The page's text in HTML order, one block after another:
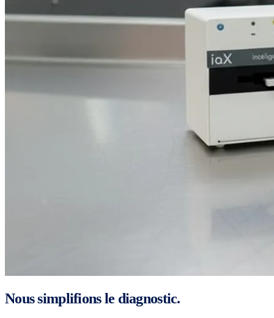
Nous simplifions le diagnostic.